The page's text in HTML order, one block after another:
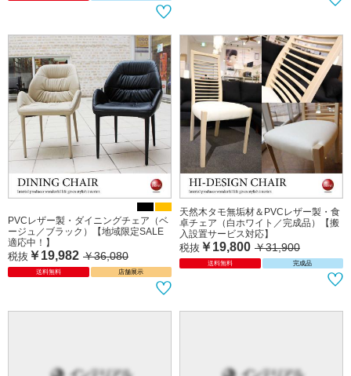
PVCレザー製・ダイニングチェア（ベ
ージュ／ブラック）【地域限定SALE
適応中！】
税抜 ￥19,982 ￥36,080
送料無料 店舗展示
天然木タモ無垢材＆PVCレザー製・食
卓チェア（白ホワイト／完成品）【搬
入設置サービス対応】
税抜 ￥19,800 ￥31,900
送料無料 完成品